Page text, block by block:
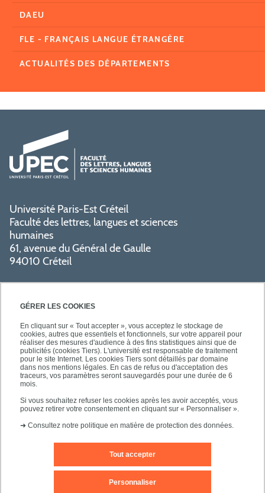
GÉRER LES COOKIES
En cliquant sur « Tout accepter », vous acceptez le stockage de
cookies, autres que essentiels et fonctionnels, sur votre appareil pour
réaliser des mesures d'audience à des fins statistiques ainsi que de
publicités (cookies Tiers). L'université est responsable de traitement
pour le site Internet. Les cookies Tiers sont détaillés par domaine
dans nos mentions légales. En cas de refus ou d'acceptation des
traceurs, vos paramètres seront sauvegardés pour une durée de 6
mois.
Si vous souhaitez refuser les cookies après les avoir acceptés, vous
pouvez retirer votre consentement en cliquant sur « Personnaliser ».
➜ Consultez notre politique en matière de protection des données.
Tout accepter
Personnaliser
DAEU
FLE - FRANÇAIS LANGUE ÉTRANGÈRE
ACTUALITÉS DES DÉPARTEMENTS
Université Paris-Est Créteil
Faculté des lettres, langues et sciences
humaines
61, avenue du Général de Gaulle
94010 Créteil
PRATIQUE
NOS FORMATIONS
Nous contacter